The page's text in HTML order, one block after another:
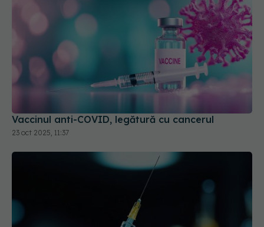
Vaccinul anti-COVID, legătură cu cancerul
23 oct 2025, 11:37